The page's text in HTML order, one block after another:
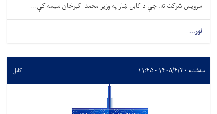
سرویس شرکت ته، چې د کابل ښار په وزیر محمد اکبرخان سیمه کې...
نور...
سه‌شنبه ۱۴۰۵/۴/۳۰ - ۱۱:۴۵ کابل